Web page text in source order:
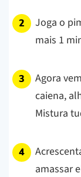
Joga o
mais 1
Agora
caiena,
Mistura
amassar